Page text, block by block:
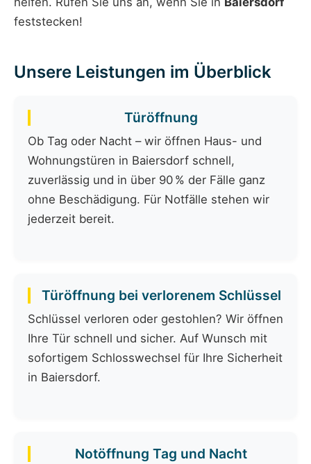
feststecken!
Unsere Leistungen im Überblick
Türöffnung
Ob Tag oder Nacht – wir öffnen Haus- und
Wohnungstüren in Baiersdorf schnell,
zuverlässig und in über 90 % der Fälle ganz
ohne Beschädigung. Für Notfälle stehen wir
jederzeit bereit.
Türöffnung bei verlorenem Schlüssel
Schlüssel verloren oder gestohlen? Wir öffnen
Ihre Tür schnell und sicher. Auf Wunsch mit
sofortigem Schlosswechsel für Ihre Sicherheit
in Baiersdorf.
Notöffnung Tag und Nacht